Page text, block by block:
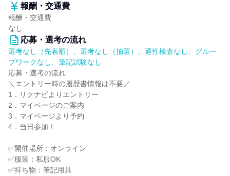
報酬・交通費
報酬・交通費
なし
応募・選考の流れ
選考なし（先着順）、選考なし（抽選）、適性検査なし、グルー
プワークなし、筆記試験なし
応募・選考の流れ
＼エントリー時の履歴書情報は不要／
1．リクナビよりエントリー
2．マイページのご案内
3．マイページより予約
4．当日参加！
✅開催場所：オンライン
✅服装：私服OK
✅持ち物：筆記用具